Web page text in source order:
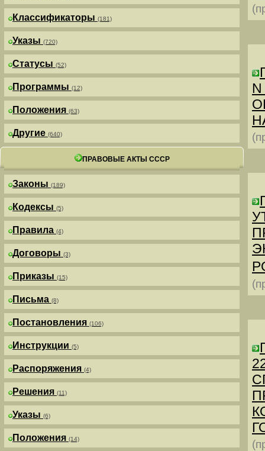
Классификаторы (181)
Указы (720)
Статусы (52)
Программы (12)
Положения (63)
Другие (640)
ПРАВОВЫЕ АКТЫ СССР
Законы (189)
Кодексы (5)
Правила (4)
Договоры (3)
Приказы (15)
Письма (8)
Постановления (106)
Инструкции (5)
Распоряжения (4)
Решения (11)
Указы (6)
Положения (14)